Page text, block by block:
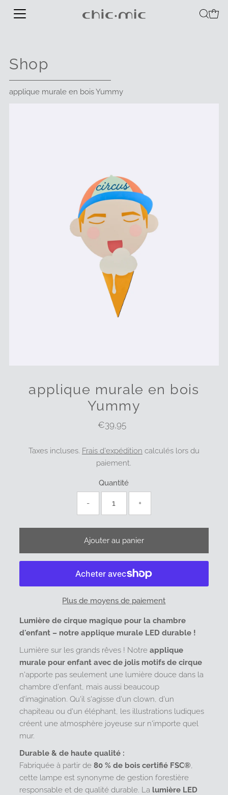
Shop
applique murale en bois Yummy
applique murale en bois
Yummy
Prix
€39,95
Taxes incluses. Frais d'expédition calculés lors du
paiement.
Quantité
- +
Plus de moyens de paiement
Lumière de cirque magique pour la chambre
d'enfant – notre applique murale LED durable !
Lumière sur les grands rêves ! Notre applique
murale pour enfant avec de jolis motifs de cirque
n'apporte pas seulement une lumière douce dans la
chambre d'enfant, mais aussi beaucoup
d'imagination. Qu'il s'agisse d'un clown, d'un
chapiteau ou d'un éléphant, les illustrations ludiques
créent une atmosphère joyeuse sur n'importe quel
mur.
Durable & de haute qualité :
Fabriquée à partir de 80 % de bois certifié FSC®
cette lampe est synonyme de gestion forestière
responsable et de qualité durable. La lumière LED